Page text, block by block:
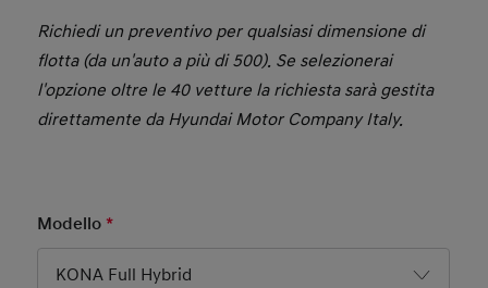
Richiedi un preventivo per qualsiasi dimensione di
flotta (da un'auto a più di 500). Se selezionerai
l'opzione oltre le 40 vetture la richiesta sarà gestita
direttamente da Hyundai Motor Company Italy.
Modello*
KONA Full Hybrid